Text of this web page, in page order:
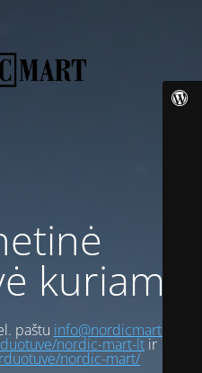
kuriama
paštu info@nordicmart.com
nordic-mart-ltir
nordic-mart/